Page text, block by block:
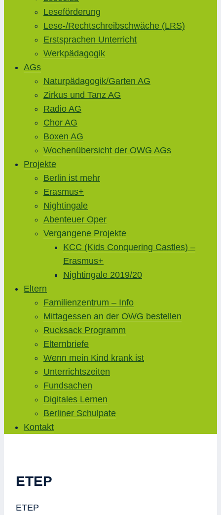
Leseförderung
Lese-/Rechtschreibschwäche (LRS)
Erstsprachen Unterricht
Werkpädagogik
AGs
Naturpädagogik/Garten AG
Zirkus und Tanz AG
Radio AG
Chor AG
Boxen AG
Wochenübersicht der OWG AGs
Projekte
Berlin ist mehr
Erasmus+
Nightingale
Abenteuer Oper
Vergangene Projekte
KCC (Kids Conquering Castles) –
Erasmus+
Nightingale 2019/20
Eltern
Familienzentrum – Info
Mittagessen an der OWG bestellen
Rucksack Programm
Elternbriefe
Wenn mein Kind krank ist
Unterrichtszeiten
Fundsachen
Digitales Lernen
Berliner Schulpate
Kontakt
ETEP
ETEP